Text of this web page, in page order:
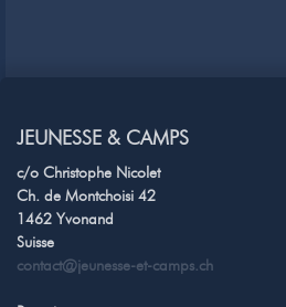
JEUNESSE & CAMPS
c/o Christophe Nicolet
Ch. de Montchoisi 42
1462 Yvonand
Suisse
contact@jeunesse-et-camps.ch